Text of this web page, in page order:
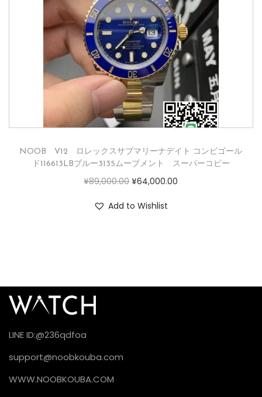
NOOB V12 ロレックスサブマリーナデイト コンビゴール
ド116613LBブルー3135ムーブメント スーパーコピー
¥89,000.00 ¥64,000.00
Add to Wishlist
LINE ID:@236qdfoa
support@noobkouba.com
WWW.NOOBKOUBA.COM